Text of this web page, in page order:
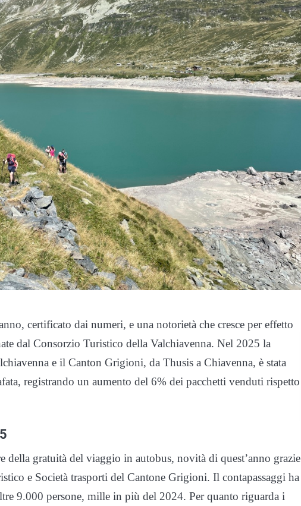
certificato dai numeri, e una notorietà che cresce per effetto
dal Consorzio Turistico della Valchiavenna. Nel 2025 la
e il Canton Grigioni, da Thusis a Chiavenna, è stata
registrando un aumento del 6% dei pacchetti venduti rispetto
della gratuità del viaggio in autobus, novità di quest’anno grazie
e Società trasporti del Cantone Grigioni. Il contapassaggi ha
9.000 persone, mille in più del 2024. Per quanto riguarda i